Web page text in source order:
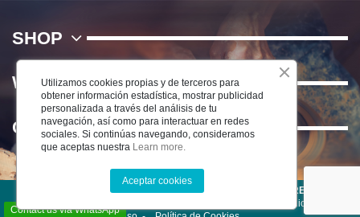
SHOP
WE
Contact us
Contact us via WhatsApp
©2022 CERÁMICA DEL RÍO SALADO S.L . TODOS LOS DERECHOS
Condiciones de
Utilizamos cookies propias y de terceros para
obtener información estadística, mostrar publicidad
personalizada a través del análisis de tu
navegación, así como para interactuar en redes
sociales. Si continúas navegando, consideramos
que aceptas nuestra Learn more.
Aceptar cookies